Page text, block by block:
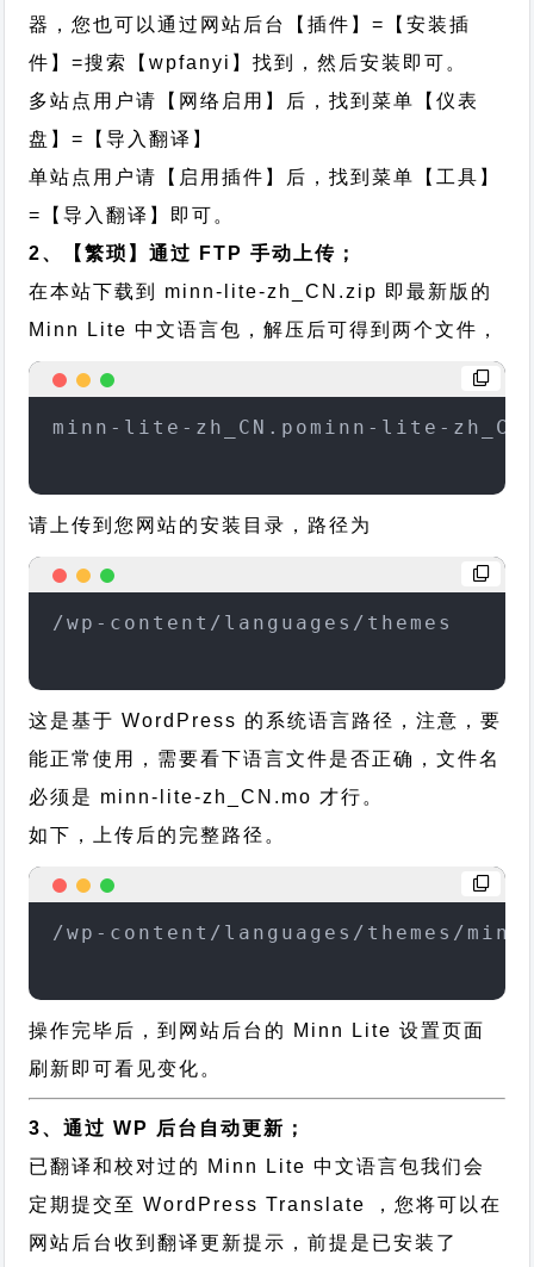
器，您也可以通过网站后台【插件】=【安装插
件】=搜索【wpfanyi】找到，然后安装即可。
多站点用户请【网络启用】后，找到菜单【仪表
盘】=【导入翻译】
单站点用户请【启用插件】后，找到菜单【工具】
=【导入翻译】即可。
2、【繁琐】通过 FTP 手动上传；
在本站下载到 minn-lite-zh_CN.zip 即最新版的
Minn Lite 中文语言包，解压后可得到两个文件，
minn-lite-zh_CN.pominn-lite-
请上传到您网站的安装目录，路径为
/wp-content/languages/themes
这是基于 WordPress 的系统语言路径，注意，要
能正常使用，需要看下语言文件是否正确，文件名
必须是 minn-lite-zh_CN.mo 才行。
如下，上传后的完整路径。
/wp-content/languages/themes/
操作完毕后，到网站后台的 Minn Lite 设置页面
刷新即可看见变化。
3、通过 WP 后台自动更新；
已翻译和校对过的 Minn Lite 中文语言包我们会
定期提交至 WordPress Translate ，您将可以在
网站后台收到翻译更新提示，前提是已安装了